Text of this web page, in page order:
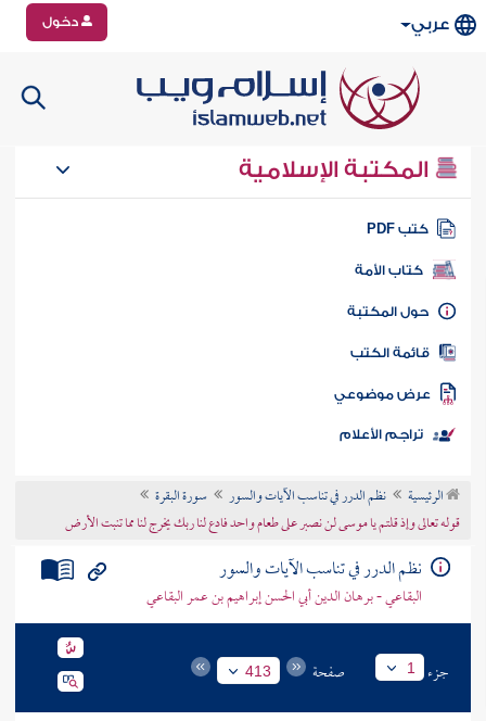
عربي دخول
المكتبة الإسلامية
كتب PDF
كتاب الأمة
المكتبة
الكتب
موضوعي
تراجم الأعلام
الرئيسية نظم الدرر في تناسب الآيات والسور
سورة البقرة
قوله تعالى وإذ قلتم يا موسى لن نصبر على طعام واحد فادع لنا ربك يخرج لنا مما تنبت الأرض
نظم الدرر في تناسب الآيات والسور
البقاعي - برهان الدين أبي الحسن إبراهيم بن عمر البقاعي
جزء 1 صفحة 413